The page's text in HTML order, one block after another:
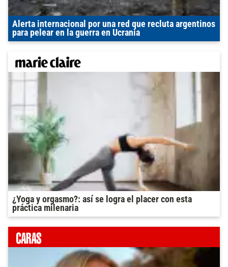
Alerta internacional por una red que recluta argentinos
para pelear en la guerra en Ucrania
¿Yoga y orgasmo?: así se logra el placer con esta
práctica milenaria